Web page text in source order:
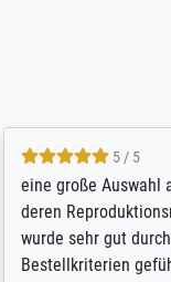
5 / 5
Ich habe ein
Rolla +Portia) auf
bestellt. Und ich bin
Qualität ist so